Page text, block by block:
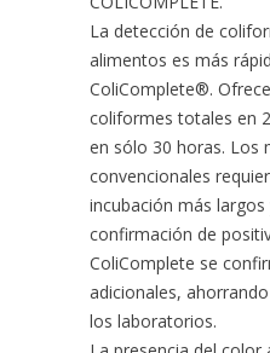
La detección de
alimentos es más
ColiComplete®.
coliformes totales en
en sólo 30 horas. Los
convencionales
incubación más
confirmación de
ColiComplete se
adicionales,
los laboratorios.